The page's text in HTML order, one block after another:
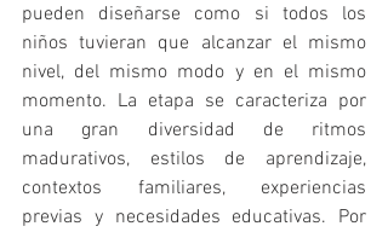
pueden diseñarse como si todos los
niños tuvieran que alcanzar el mismo
nivel, del mismo modo y en el mismo
momento. La etapa se caracteriza por
una gran diversidad de ritmos
madurativos, estilos de aprendizaje,
contextos familiares, experiencias
previas y necesidades educativas. Por